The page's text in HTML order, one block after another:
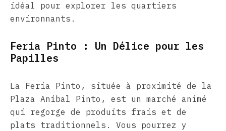
idéal pour explorer les quartiers
environnants.
Feria Pinto : Un Délice pour les
Papilles
La Feria Pinto, située à proximité de la
Plaza Aníbal Pinto, est un marché animé
qui regorge de produits frais et de
plats traditionnels. Vous pourrez y